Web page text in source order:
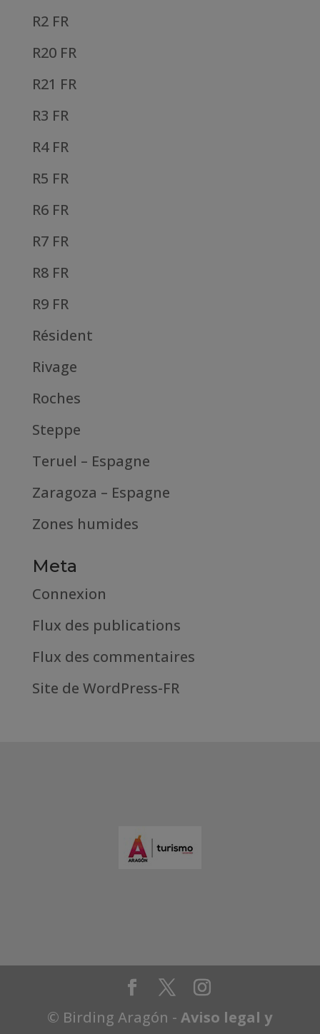
R2 FR
R20 FR
R21 FR
R3 FR
R4 FR
R5 FR
R6 FR
R7 FR
R8 FR
R9 FR
Résident
Rivage
Roches
Steppe
Teruel – Espagne
Zaragoza – Espagne
Zones humides
Meta
Connexion
Flux des publications
Flux des commentaires
Site de WordPress-FR
© Birding Aragón -Aviso legal y